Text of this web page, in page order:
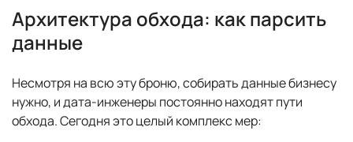
Архитектура обхода: как парсить
данные
Несмотря на всю эту броню, собирать данные бизнесу
нужно, и дата-инженеры постоянно находят пути
обхода. Сегодня это целый комплекс мер: